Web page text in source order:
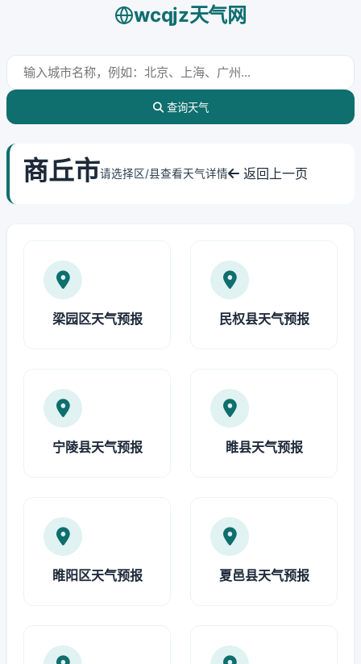
wcqjz天气网
查询天气
商丘市请选择区/县查看天气详情 返回上一页
梁园区天气预报 民权县天气预报
宁陵县天气预报 睢县天气预报
睢阳区天气预报 夏邑县天气预报